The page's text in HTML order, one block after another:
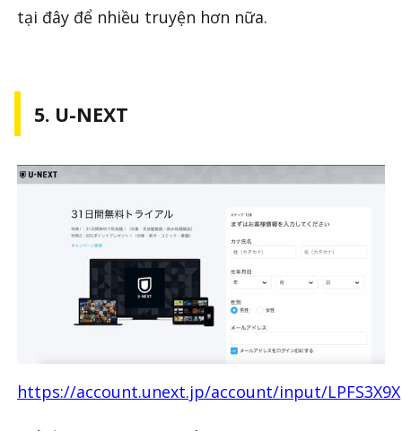
tại đây để nhiều truyện hơn nữa.
5. U-NEXT
https://account.unext.jp/account/input/LPFS3X9X